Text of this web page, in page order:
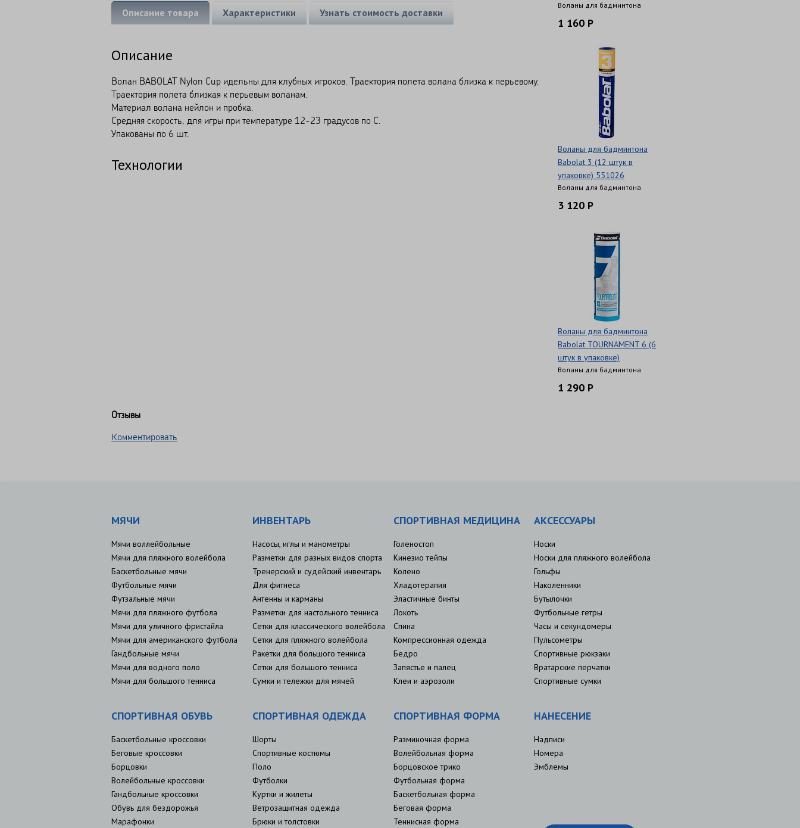
Описание товара Характеристики Узнать стоимость доставки
Описание
Волан BABOLAT Nylon Cup идельны для клубных игроков. Траектория полета волана близка к перьевому.
Траектория полета близкая к перьевым воланам.
Материал волана нейлон и пробка.
Средняя скорость, для игры при температуре 12-23 градусов по С.
Упакованы по 6 шт.
Технологии
Воланы для бадминтона
1 160 Р
Воланы для бадминтона
Babolat 3 (12 штук в
упаковке) 551026
Воланы для бадминтона
3 120 Р
Воланы для бадминтона
Babolat TOURNAMENT 6 (6
штук в упаковке)
Воланы для бадминтона
1 290 Р
Отзывы
Комментировать
МЯЧИ
Мячи воллейбольные
Мячи для пляжного волейбола
Баскетбольные мячи
Футбольные мячи
Футзальные мячи
Мячи для пляжного футбола
Мячи для уличного фристайла
Мячи для американского футбола
Гандбольные мячи
Мячи для водного поло
Мячи для большого тенниса
ИНВЕНТАРЬ
Насосы, иглы и манометры
Разметки для разных видов спорта
Тренерский и судейский инвентарь
Для фитнеса
Антенны и карманы
Разметки для настольного тенниса
Сетки для классического волейбола
Сетки для пляжного волейбола
Ракетки для большого тенниса
Сетки для большого тенниса
Сумки и тележки для мячей
СПОРТИВНАЯ МЕДИЦИНА
Голеностоп
Кинезио тейпы
Колено
Хладотерапия
Эластичные бинты
Локоть
Спина
Компрессионная одежда
Бедро
Запястье и палец
Клеи и аэрозоли
АКСЕССУАРЫ
Носки
Носки для пляжного волейбола
Гольфы
Наколенники
Бутылочки
Футбольные гетры
Часы и секундомеры
Пульсометры
Спортивные рюкзаки
Вратарские перчатки
Спортивные сумки
СПОРТИВНАЯ ОБУВЬ
Баскетбольные кроссовки
Беговые кроссовки
Борцовки
Волейбольные кроссовки
Гандбольные кроссовки
Обувь для бездорожья
Марафонки
СПОРТИВНАЯ ОДЕЖДА
Шорты
Спортивные костюмы
Поло
Футболки
Куртки и жилеты
Ветрозащитная одежда
Брюки и толстовки
СПОРТИВНАЯ ФОРМА
Разминочная форма
Волейбольная форма
Борцовское трико
Футбольная форма
Баскетбольная форма
Беговая форма
Теннисная форма
НАНЕСЕНИЕ
Надписи
Номера
Эмблемы